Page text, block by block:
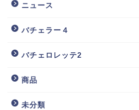
ニュース
バチェラー４
バチェロレッテ2
商品
未分類